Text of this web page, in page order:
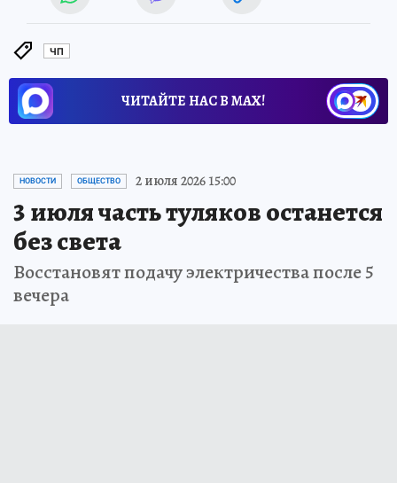
ЧП
ЧИТАЙТЕ НАС В МАХ!
НОВОСТИ ОБЩЕСТВО 2 июля 2026 15:00
3 июля часть туляков останется
без света
Восстановят подачу электричества после 5
вечера